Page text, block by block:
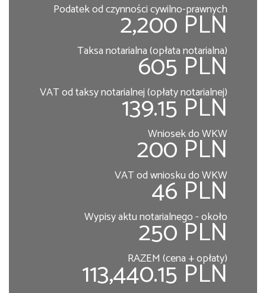
Podatek od czynności cywilno-prawnych
2,200 PLN
Taksa notarialna (opłata notarialna)
605 PLN
VAT od taksy notarialnej (opłaty notarialnej)
139.15 PLN
Wniosek do WKW
200 PLN
VAT od wniosku do WKW
46 PLN
Wypisy aktu notarialnego - około
250 PLN
RAZEM (cena + opłaty)
113,440.15 PLN